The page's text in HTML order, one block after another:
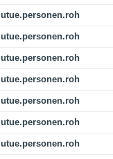
utue.personen.roh
utue.personen.roh
utue.personen.roh
utue.personen.roh
utue.personen.roh
utue.personen.roh
utue.personen.roh